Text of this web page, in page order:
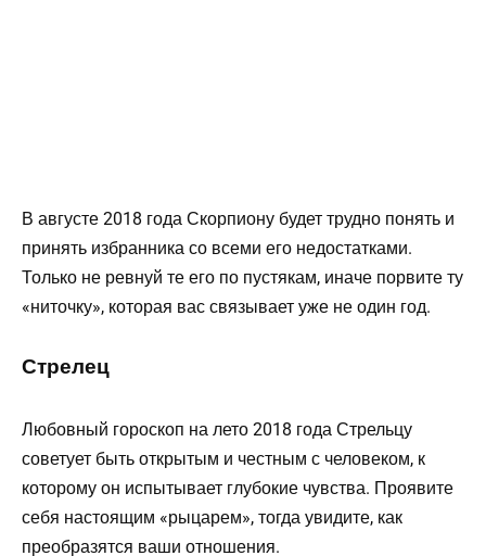
В августе 2018 года Скорпиону будет трудно понять и
принять избранника со всеми его недостатками.
Только не ревнуй те его по пустякам, иначе порвите ту
«ниточку», которая вас связывает уже не один год.
Стрелец
Любовный гороскоп на лето 2018 года Стрельцу
советует быть открытым и честным с человеком, к
которому он испытывает глубокие чувства. Проявите
себя настоящим «рыцарем», тогда увидите, как
преобразятся ваши отношения.